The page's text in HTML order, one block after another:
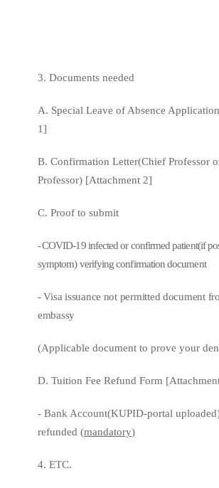
3. Documents needed
A. Special Leave of Absence
1]
B. Confirmation Letter(Chief Professor
Professor) [Attachment 2]
C. Proof to submit
-COVID-19 infected or confirmed patient(if
symptom) verifying confirmation document
- Visa issuance not permitted document
embassy
(Applicable document to prove your
D. Tuition Fee Refund Form
- Bank Account(KUPID-portal
refunded (mandatory)
4. ETC.